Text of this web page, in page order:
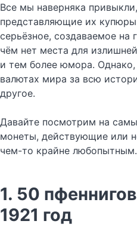
Все мы наверняка
представляющие их
серьёзное, создаваемое на
чём нет места для
и тем более юмора. Однако,
валютах мира за всю
другое.
Давайте посмотрим на
монеты, действующие или
чем-то крайне любопытным.
1. 50
1921 год